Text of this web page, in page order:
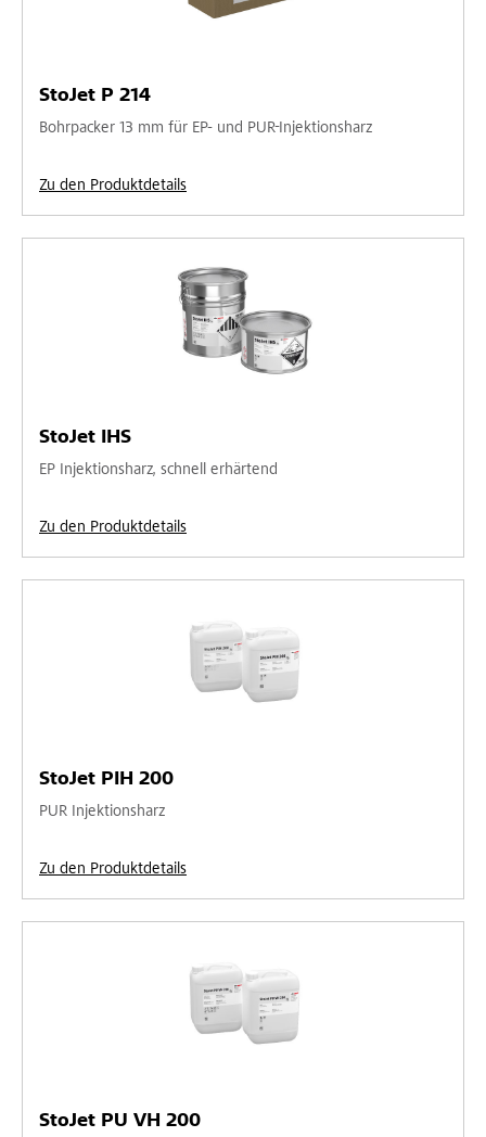
StoJet P 214
Bohrpacker 13 mm für EP- und PUR-Injektionsharz
Zu den Produktdetails
StoJet IHS
EP Injektionsharz, schnell erhärtend
Zu den Produktdetails
StoJet PIH 200
PUR Injektionsharz
Zu den Produktdetails
StoJet PU VH 200